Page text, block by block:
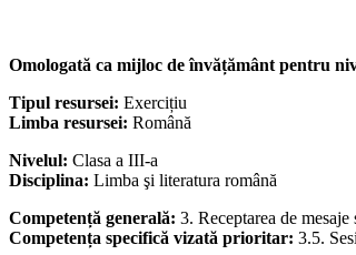
Omologată ca mijloc de învățământ pentru
Tipul resursei: Exercițiu
Limba resursei: Română
Nivelul: Clasa a III-a
Disciplina: Limba şi literatura română
Competență generală: 3. Receptarea de
Competența specifică vizată prioritar: 3.5.